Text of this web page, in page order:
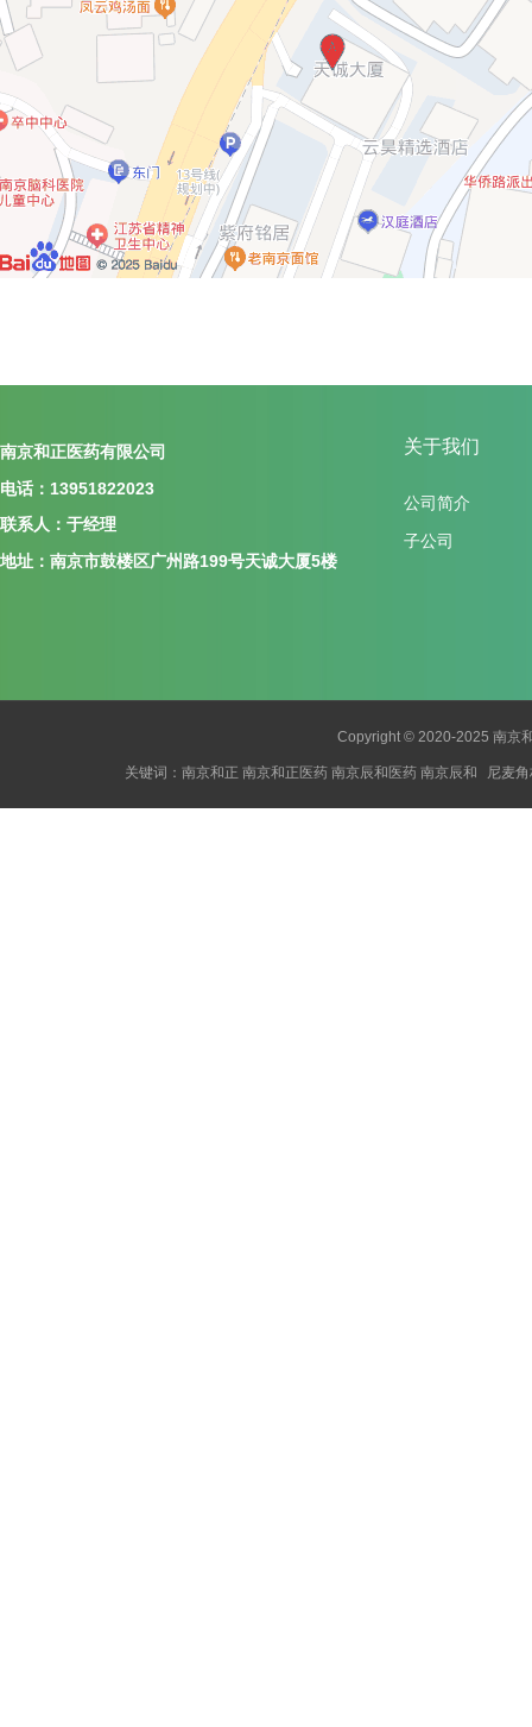
南京和正医药有限公司
电话：13951822023
联系人： 于经理
地址：南京市鼓楼区广州路199号天诚大厦5楼
关于我们
公司简介
子公司
Copyright © 2020-2025 南京
关键词： 南京和正 南京和正医药 南京辰和医药 南京辰和 尼麦